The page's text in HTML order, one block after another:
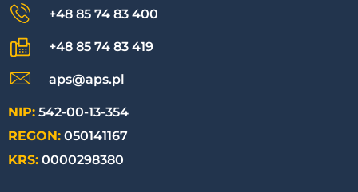
+48 85 74 83 400
+48 85 74 83 419
aps@aps.pl
NIP: 542-00-13-354
REGON: 050141167
KRS: 0000298380